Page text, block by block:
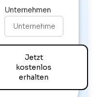
Unternehmen
Jetzt
kostenlos
erhalten